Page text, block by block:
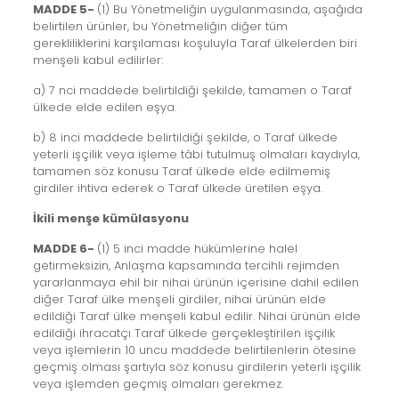
MADDE 5- (1) Bu Yönetmeliğin uygulanmasında, aşağıda
belirtilen ürünler, bu Yönetmeliğin diğer tüm
gerekliliklerini karşılaması koşuluyla Taraf ülkelerden biri
menşeli kabul edilirler:
a) 7 nci maddede belirtildiği şekilde, tamamen o Taraf
ülkede elde edilen eşya.
b) 8 inci maddede belirtildiği şekilde, o Taraf ülkede
yeterli işçilik veya işleme tâbi tutulmuş olmaları kaydıyla,
tamamen söz konusu Taraf ülkede elde edilmemiş
girdiler ihtiva ederek o Taraf ülkede üretilen eşya.
İkili menşe kümülasyonu
MADDE 6- (1) 5 inci madde hükümlerine halel
getirmeksizin, Anlaşma kapsamında tercihli rejimden
yararlanmaya ehil bir nihai ürünün içerisine dahil edilen
diğer Taraf ülke menşeli girdiler, nihai ürünün elde
edildiği Taraf ülke menşeli kabul edilir. Nihai ürünün elde
edildiği ihracatçı Taraf ülkede gerçekleştirilen işçilik
veya işlemlerin 10 uncu maddede belirtilenlerin ötesine
geçmiş olması şartıyla söz konusu girdilerin yeterli işçilik
veya işlemden geçmiş olmaları gerekmez.